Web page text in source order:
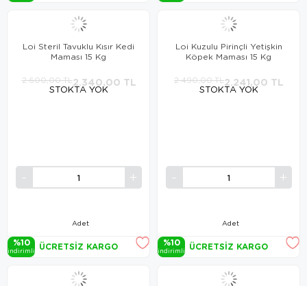
STOKTA YOK
Loi Steril Tavuklu Kısır Kedi
Maması 15 Kg
Adet
2.340,00 TL
2.600,00 TL
%10
i̇ndi̇ri̇mli̇ ÜCRETSIZ KARGO
STOKTA YOK
Loi Kuzulu Pirinçli Yetişkin
Köpek Maması 15 Kg
Adet
2.241,00 TL
2.490,00 TL
%10
i̇ndi̇ri̇mli̇ ÜCRETSIZ KARGO